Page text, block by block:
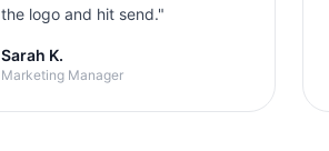
the logo and hit send."
Sarah K.
Marketing Manager